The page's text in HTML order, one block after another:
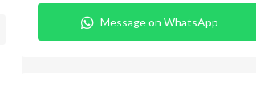
Message on WhatsApp